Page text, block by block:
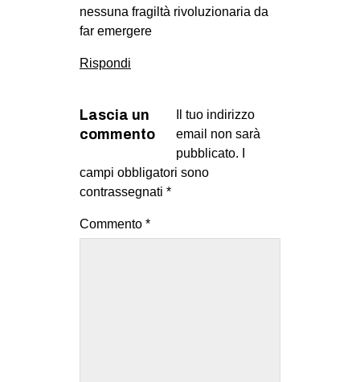
nessuna fragiltà rivoluzionaria da
far emergere
Rispondi
Lascia un
commento
Il tuo indirizzo
email non sarà
pubblicato.
campi obbligatori sono
contrassegnati *
Commento *